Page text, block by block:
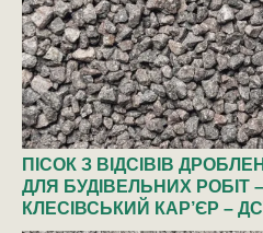
ПІСОК З ВІДСІВІВ
ДЛЯ БУДІВЕЛЬНИХ РОБІТ
КЛЕСІВСЬКИЙ КАР’ЄР –